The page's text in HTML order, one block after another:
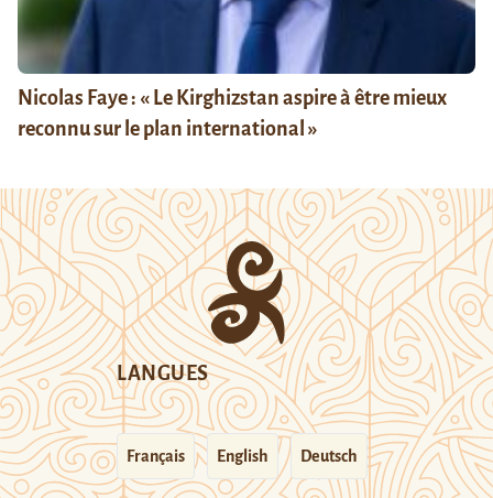
Nicolas Faye : « Le Kirghizstan aspire à être mieux
reconnu sur le plan international »
LANGUES
Français English Deutsch